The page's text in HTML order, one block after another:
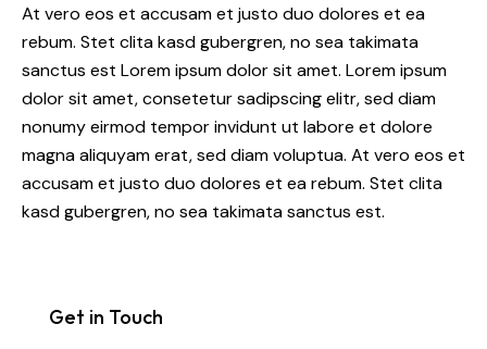
At vero eos et accusam et justo duo dolores et ea
rebum. Stet clita kasd gubergren, no sea takimata
sanctus est Lorem ipsum dolor sit amet. Lorem ipsum
dolor sit amet, consetetur sadipscing elitr, sed diam
nonumy eirmod tempor invidunt ut labore et dolore
magna aliquyam erat, sed diam voluptua. At vero eos et
accusam et justo duo dolores et ea rebum. Stet clita
kasd gubergren, no sea takimata sanctus est.
Get in Touch